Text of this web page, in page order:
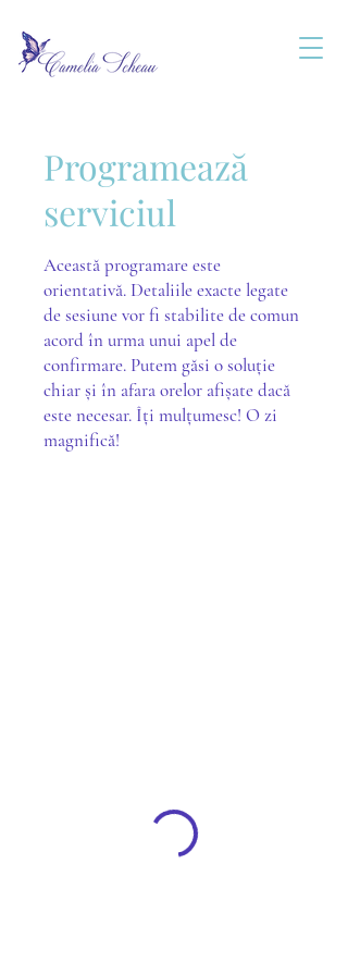
Programează
serviciul
Această programare este
orientativă. Detaliile exacte legate
de sesiune vor fi stabilite de comun
acord în urma unui apel de
confirmare. Putem găsi o soluție
chiar și în afara orelor afișate dacă
este necesar. Îți mulțumesc! O zi
magnifică!